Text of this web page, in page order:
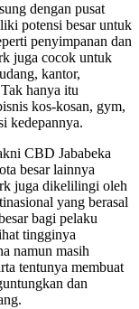
dengan pusat
potensi besar untuk
penyimpanan dan
juga cocok untuk
kantor,
hanya itu
kos-kosan, gym,
kedepannya.
CBD Jababeka
besar lainnya
juga dikelilingi oleh
yang berasal
bagi pelaku
tingginya
namun masih
tentunya membuat
dan